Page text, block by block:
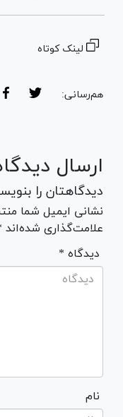
لینک کوتاه
هم‌رسانی:
ارسال
دیدگاهتان را
نشانی ایمیل شما
علامت‌گذاری شده‌اند
* دیدگاه
نام